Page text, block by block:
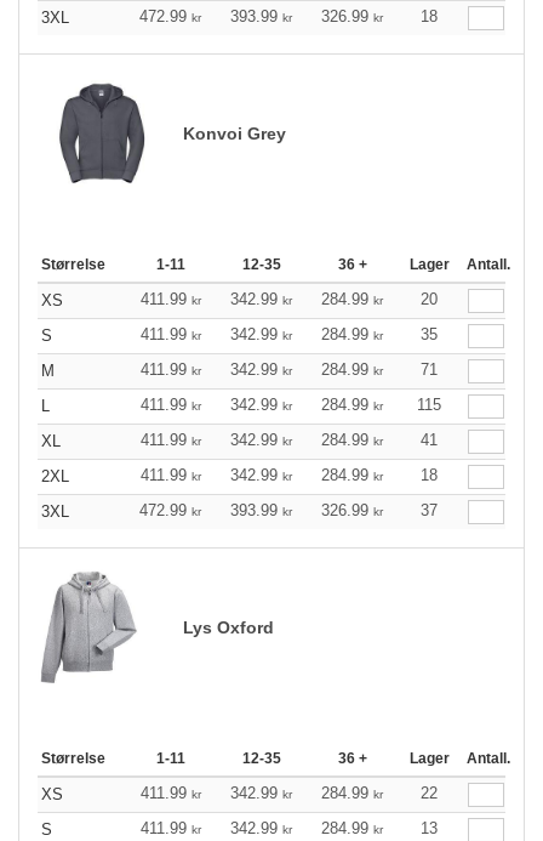
3XL 472.99 kr 393.99 kr 326.99 kr 18
Konvoi Grey
Størrelse 1-11 12-35 36 + Lager Antall.
XS 411.99 kr 342.99 kr 284.99 kr
20
S
411.99 kr 342.99 kr 284.99 kr
35
M
411.99 kr 342.99 kr 284.99 kr
71
L
411.99 kr 342.99 kr 284.99 kr
115
XL
411.99 kr 342.99 kr 284.99 kr
41
2XL
411.99 kr 342.99 kr 284.99 kr
18
3XL
472.99 kr 393.99 kr 326.99 kr 37
Lys Oxford
Størrelse 1-11 12-35 36 + Lager Antall.
XS 411.99 kr 342.99 kr 284.99 kr
22
S
411.99 kr 342.99 kr 284.99 kr
13